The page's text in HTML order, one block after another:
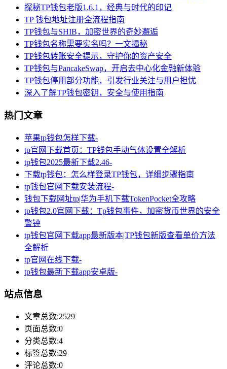
探秘TP钱包老版1.6.1，经典与时代的印记
TP 钱包地址注册全流程指南
TP钱包与SHIB，加密世界的奇妙邂逅
TP钱包名称需要实名吗？一文揭秘
TP钱包转账安全提示，守护你的资产安全
TP钱包与PancakeSwap，开启去中心化金融新体验
TP钱包停用部分功能，引发行业关注与用户担忧
深入了解TP钱包密钥，安全与使用指南
热门文章
苹果tp钱包怎样下载-
tp官网下载首页：TP钱包手动气体设置全解析
tp钱包2025最新下载2.46-
下载tp钱包：怎么样登录TP钱包，详细步骤指南
tp钱包官网下载安装流程-
钱包下载网址tp|华为手机下载TokenPocket全攻略
tp钱包2.0官网下载：Tp钱包事件，加密货币世界的安全
警钟
tp钱包官网下载app最新版本|TP钱包新版查看单价方法
全解析
tp官网在线下载-
tp钱包最新下载app安卓版-
站点信息
文章总数:2529
页面总数:0
分类总数:4
标签总数:29
评论总数:0